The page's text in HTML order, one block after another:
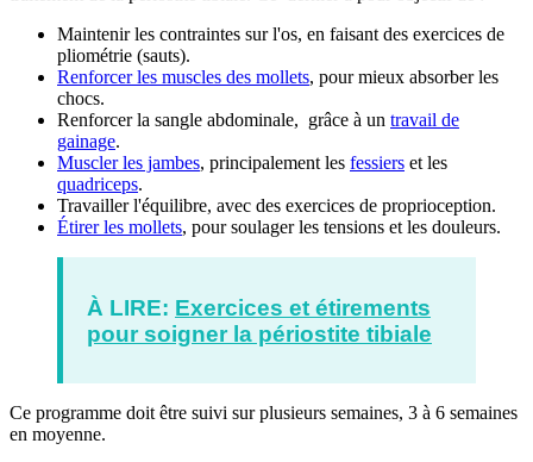
Maintenir les contraintes sur l'os, en faisant des exercices de
pliométrie (sauts).
Renforcer les muscles des mollets, pour mieux absorber les
chocs.
Renforcer la sangle abdominale, grâce à un travail de
gainage.
Muscler les jambes, principalement les fessiers et les
quadriceps.
Travailler l'équilibre, avec des exercices de proprioception.
Étirer les mollets, pour soulager les tensions et les douleurs.
À LIRE: Exercices et étirements
pour soigner la périostite tibiale
Ce programme doit être suivi sur plusieurs semaines, 3 à 6 semaines
en moyenne.